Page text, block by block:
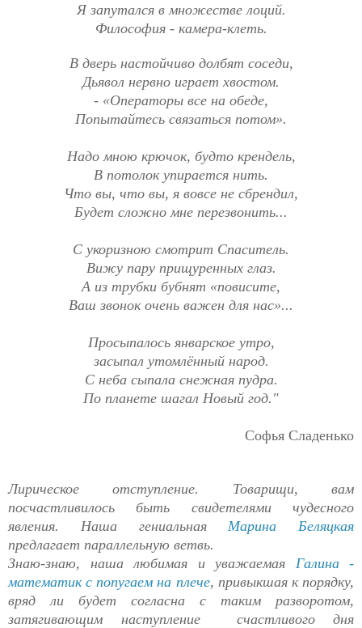
Я запутался в множестве лоций.
Философия - камера-клеть.
В дверь настойчиво долбят соседи,
Дьявол нервно играет хвостом.
- «Операторы все на обеде,
Попытайтесь связаться потом».
Надо мною крючок, будто крендель,
В потолок упирается нить.
Что вы, что вы, я вовсе не сбрендил,
Будет сложно мне перезвонить...
С укоризною смотрит Спаситель.
Вижу пару прищуренных глаз.
А из трубки бубнят «повисите,
Ваш звонок очень важен для нас»...
Просыпалось январское утро,
засыпал утомлённый народ.
С неба сыпала снежная пудра.
По планете шагал Новый год."
Софья Сладенько
Лирическое отступление. Товарищи, вам
посчастливилось быть свидетелями чудесного
явления. Наша гениальная Марина Беляцкая
предлагает параллельную ветвь.
Знаю-знаю, наша любимая и уважаемая Галина -
математик с попугаем на плече, привыкшая к порядку,
вряд ли будет согласна с таким разворотом,
затягивающим наступление счастливого дня